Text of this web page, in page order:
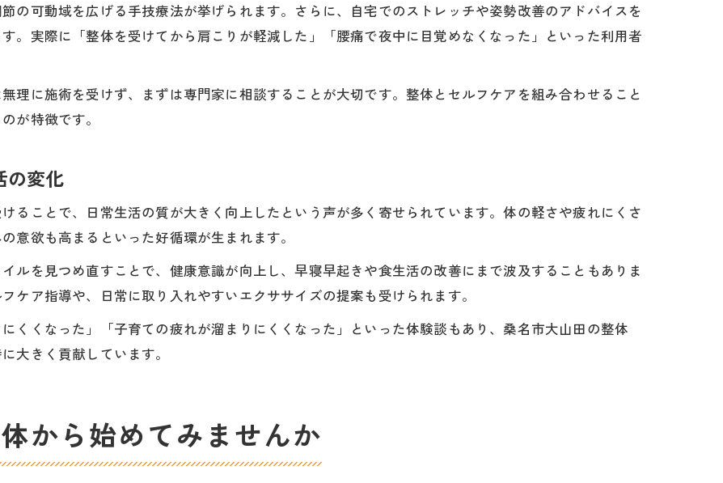
の可動域を広げる手技療法が挙げられます。さらに、自宅でのストレッチや姿勢改善のアドバイスを
。実際に「整体を受けてから肩こりが軽減した」「腰痛で夜中に目覚めなくなった」といった利用者
理に施術を受けず、まずは専門家に相談することが大切です。整体とセルフケアを組み合わせること
が特徴です。
の変化
ることで、日常生活の質が大きく向上したという声が多く寄せられています。体の軽さや疲れにくさ
意欲も高まるといった好循環が生まれます。
ルを見つめ直すことで、健康意識が向上し、早寝早起きや食生活の改善にまで波及することもありま
ケア指導や、日常に取り入れやすいエクササイズの提案も受けられます。
くくなった」「子育ての疲れが溜まりにくくなった」といった体験談もあり、桑名市大山田の整体
大きく貢献しています。
から始めてみませんか